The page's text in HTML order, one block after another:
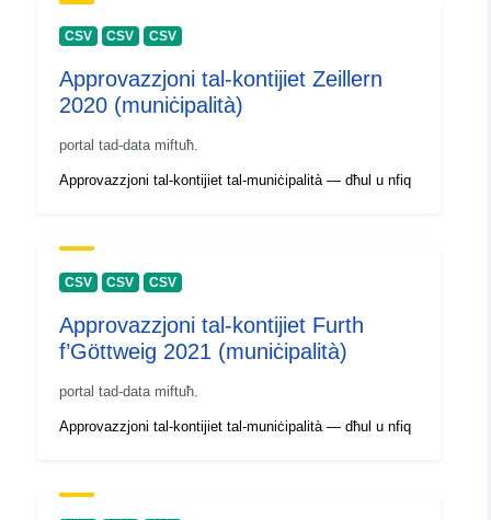
CSV CSV CSV
Approvazzjoni tal-kontijiet Zeillern
2020 (muniċipalità)
portal tad-data miftuħ.
Approvazzjoni tal-kontijiet tal-muniċipalità — dħul u nfiq
CSV CSV CSV
Approvazzjoni tal-kontijiet Furth
f’Göttweig 2021 (muniċipalità)
portal tad-data miftuħ.
Approvazzjoni tal-kontijiet tal-muniċipalità — dħul u nfiq